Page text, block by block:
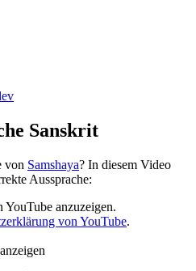
Sanskrit
von Samshaya? In diesem Video
Aussprache:
anzuzeigen.
von YouTube.